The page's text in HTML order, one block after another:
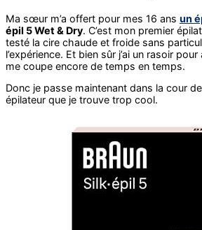
Ma sœur m’a offert pour mes 16 ans un
épil 5 Wet & Dry. C’est mon premier
testé la cire chaude et froide sans
l’expérience. Et bien sûr j’ai un rasoir
me coupe encore de temps en temps.
Donc je passe maintenant dans la cour
épilateur que je trouve trop cool.